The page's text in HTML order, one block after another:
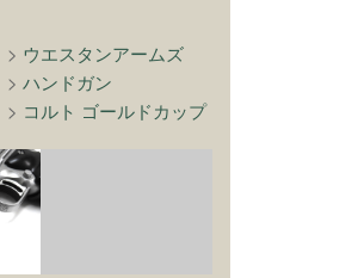
> ウエスタンアームズ
>ハンドガン
> コルト ゴールドカップ